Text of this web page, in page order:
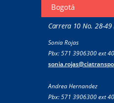
Bogotá
Carrera 10 No. 28-49
Sonia Rojas
Pbx: 571 3906300 ext
Andrea Hernandez
Pbx: 571 3906300 ext